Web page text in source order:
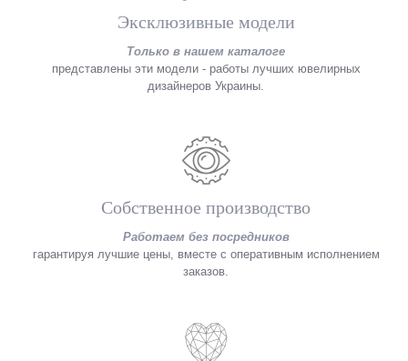
Эксклюзивные модели
Только в нашем каталоге
представлены эти модели - работы лучших ювелирных
дизайнеров Украины.
Собственное производство
Работаем без посредников
гарантируя лучшие цены, вместе с оперативным исполнением
заказов.